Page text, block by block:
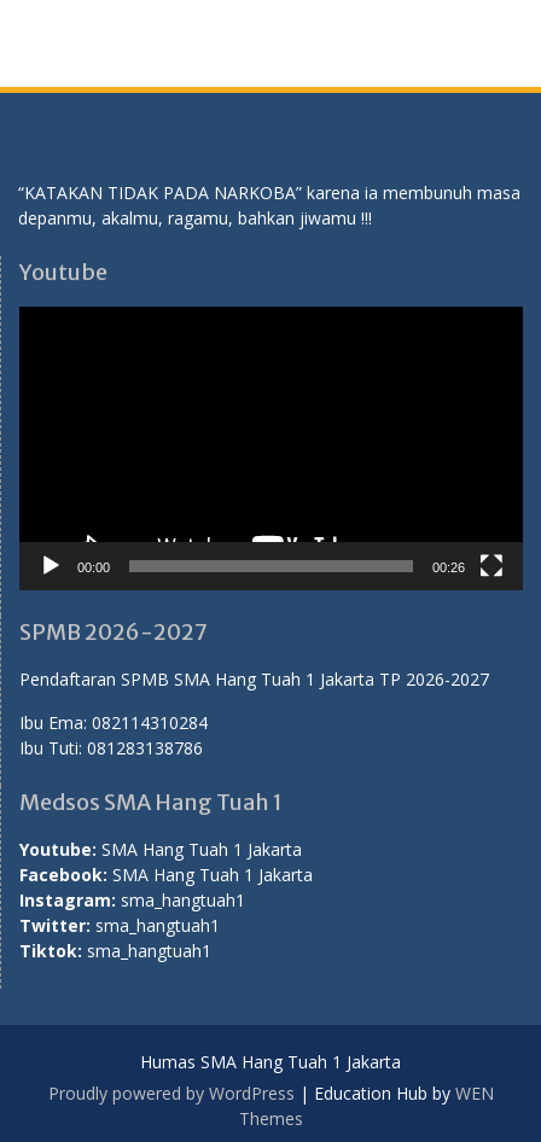
“KATAKAN TIDAK PADA NARKOBA” karena ia membunuh masa
Video
SPMB 2026-2027
Pendaftaran SPMB SMA Hang Tuah 1 Jakarta TP 2026-2027
Ibu Ema:082114310284
Ibu Tuti:081283138786
Medsos SMA Hang Tuah 1
Youtube:SMA Hang Tuah 1 Jakarta
Instagram: sma_hangtuah1
sma_hangtuah1
Tiktok: sma_hangtuah1
Humas SMA Hang Tuah 1 Jakarta